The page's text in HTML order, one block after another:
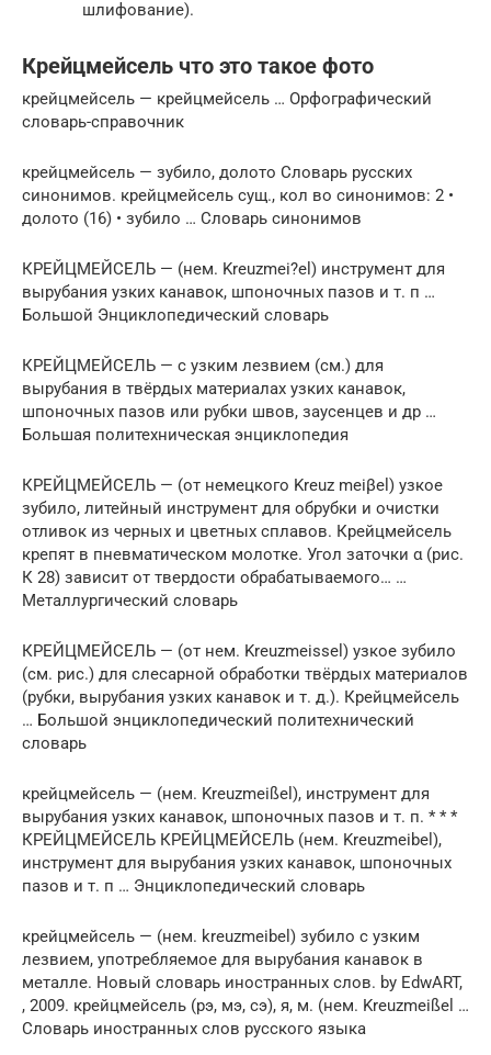
шлифование).
Крейцмейсель что это такое фото
крейцмейсель — крейцмейсель … Орфографический
словарь-справочник
крейцмейсель — зубило, долото Словарь русских
синонимов. крейцмейсель сущ., кол во синонимов: 2 •
долото (16) • зубило … Словарь синонимов
КРЕЙЦМЕЙСЕЛЬ — (нем. Kreuzmei?el) инструмент для
вырубания узких канавок, шпоночных пазов и т. п …
Большой Энциклопедический словарь
КРЕЙЦМЕЙСЕЛЬ — с узким лезвием (см.) для
вырубания в твёрдых материалах узких канавок,
шпоночных пазов или рубки швов, заусенцев и др …
Большая политехническая энциклопедия
КРЕЙЦМЕЙСЕЛЬ — (от немецкого Kreuz meiβel) узкое
зубило, литейный инструмент для обрубки и очистки
отливок из черных и цветных сплавов. Крейцмейсель
крепят в пневматическом молотке. Угол заточки α (рис.
К 28) зависит от твердости обрабатываемого… …
Металлургический словарь
КРЕЙЦМЕЙСЕЛЬ — (от нем. Kreuzmeissel) узкое зубило
(см. рис.) для слесарной обработки твёрдых материалов
(рубки, вырубания узких канавок и т. д.). Крейцмейсель
… Большой энциклопедический политехнический
словарь
крейцмейсель — (нем. Kreuzmeißel), инструмент для
вырубания узких канавок, шпоночных пазов и т. п. * * *
КРЕЙЦМЕЙСЕЛЬ КРЕЙЦМЕЙСЕЛЬ (нем. Kreuzmeibel),
инструмент для вырубания узких канавок, шпоночных
пазов и т. п … Энциклопедический словарь
крейцмейсель — (нем. kreuzmeibel) зубило с узким
лезвием, употребляемое для вырубания канавок в
металле. Новый словарь иностранных слов. by EdwART,
, 2009. крейцмейсель (рэ, мэ, сэ), я, м. (нем. Kreuzmeißel …
Словарь иностранных слов русского языка